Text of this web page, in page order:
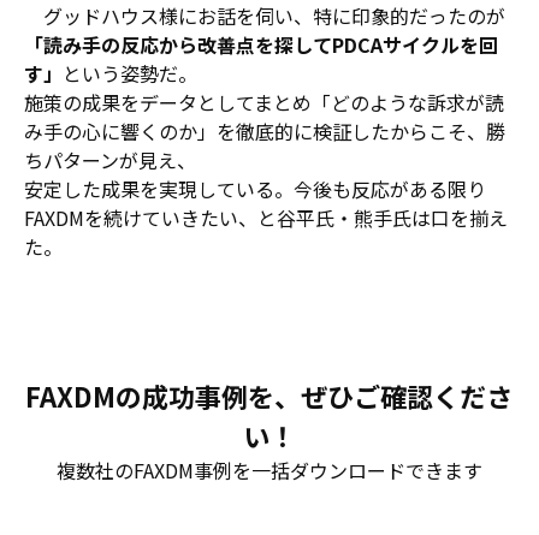
グッドハウス様にお話を伺い、特に印象的だったのが
「読み手の反応から改善点を探してPDCAサイクルを回
す」 という姿勢だ。
施策の成果をデータとしてまとめ「どのような訴求が読
み手の心に響くのか」を徹底的に検証したからこそ、勝
ちパターンが見え、
安定した成果を実現している。今後も反応がある限り
FAXDMを続けていきたい、と谷平氏・熊手氏は口を揃え
た。
FAXDMの成功事例を、ぜひご確認くださ
い！
複数社のFAXDM事例を一括ダウンロードできます